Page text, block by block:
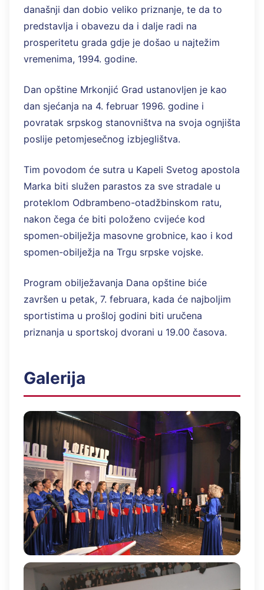
današnji dan dobio veliko priznanje, te da to
predstavlja i obavezu da i dalje radi na
prosperitetu grada gdje je došao u najtežim
vremenima, 1994. godine.
Dan opštine Mrkonjić Grad ustanovljen je kao
dan sjećanja na 4. februar 1996. godine i
povratak srpskog stanovništva na svoja ognjišta
poslije petomjesečnog izbjeglištva.
Tim povodom će sutra u Kapeli Svetog apostola
Marka biti služen parastos za sve stradale u
proteklom Odbrambeno-otadžbinskom ratu,
nakon čega će biti položeno cvijeće kod
spomen-obilježja masovne grobnice, kao i kod
spomen-obilježja na Trgu srpske vojske.
Program obilježavanja Dana opštine biće
završen u petak, 7. februara, kada će najboljim
sportistima u prošloj godini biti uručena
priznanja u sportskoj dvorani u 19.00 časova.
Galerija